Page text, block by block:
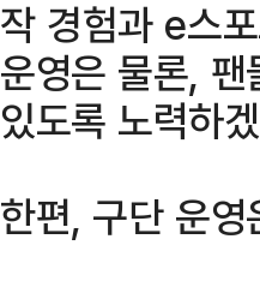
작 경험과 e스
운영은 물론,
있도록 노력하
한편, 구단 운